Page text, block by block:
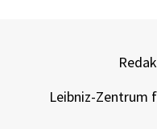
Leibniz-Zentrum